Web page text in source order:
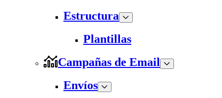
Estructura
Plantillas
Campañas de Email
Envíos